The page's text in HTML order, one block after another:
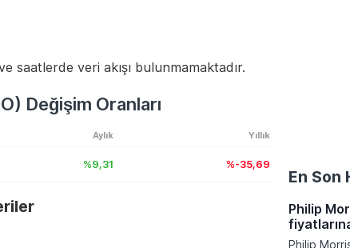
saatlerde veri akışı bulunmamaktadır.
Değişim Oranları
Aylık Yıllık
%9,31 %-35,69
En Son
Philip
Philip